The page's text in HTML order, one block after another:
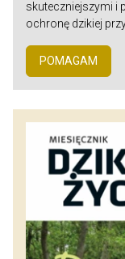
skuteczniejszymi i
ochronę dzikiej
POMAGAM